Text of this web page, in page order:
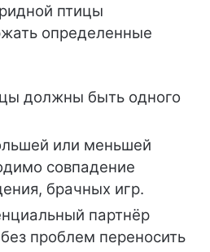
птицы
определенные
должны быть одного
или меньшей
совпадение
брачных игр.
партнёр
проблем переносить